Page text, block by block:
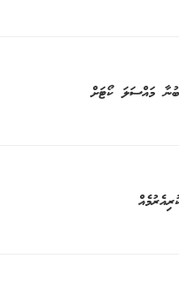
މައްސަލަ ކޯޓަށް